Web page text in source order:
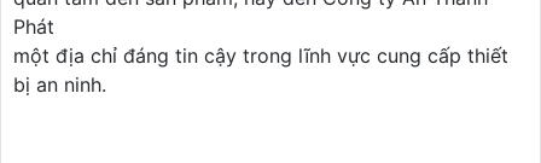
Phát
một địa chỉ đáng tin cậy trong lĩnh vực cung cấp thiết
bị an ninh.